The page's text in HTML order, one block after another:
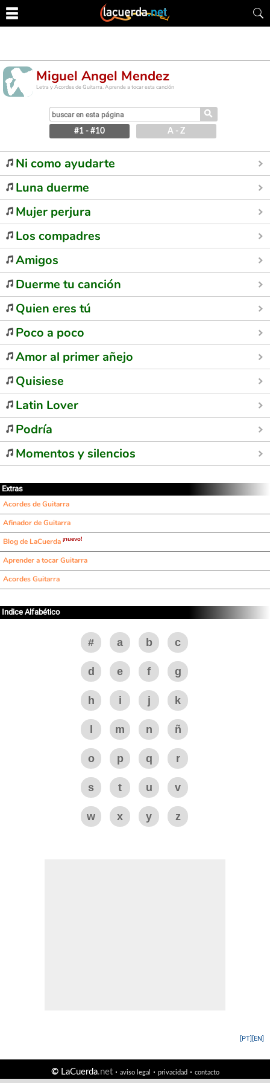
Miguel Angel Mendez
Letra y Acordes de Guitarra. Aprende a tocar esta canción
⚲
#1 - #10 A - Z
Ni como ayudarte
Luna duerme
Mujer perjura
Los compadres
Amigos
Duerme tu canción
Quien eres tú
Poco a poco
Amor al primer añejo
Quisiese
Latin Lover
Podría
Momentos y silencios
Extras
Acordes de Guitarra
Afinador de Guitarra
Blog de LaCuerda ¡nuevo!
Aprender a tocar Guitarra
Acordes Guitarra
Indice Alfabético
# a b c
d e f g
h i j k
m n ñ
o p q r
s t u v
w x y z
[EN]
[PT]
©LaCuerda.net· aviso legal · privacidad· contacto